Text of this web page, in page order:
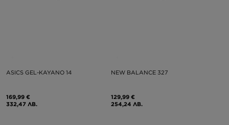
ASICS GEL-KAYANO 14
169,99 €
332,47 ЛВ.
NEW BALANCE 327
129,99 €
254,24 ЛВ.